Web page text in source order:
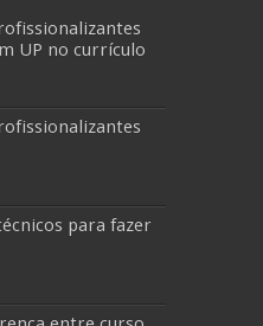
UP no currículo
para fazer